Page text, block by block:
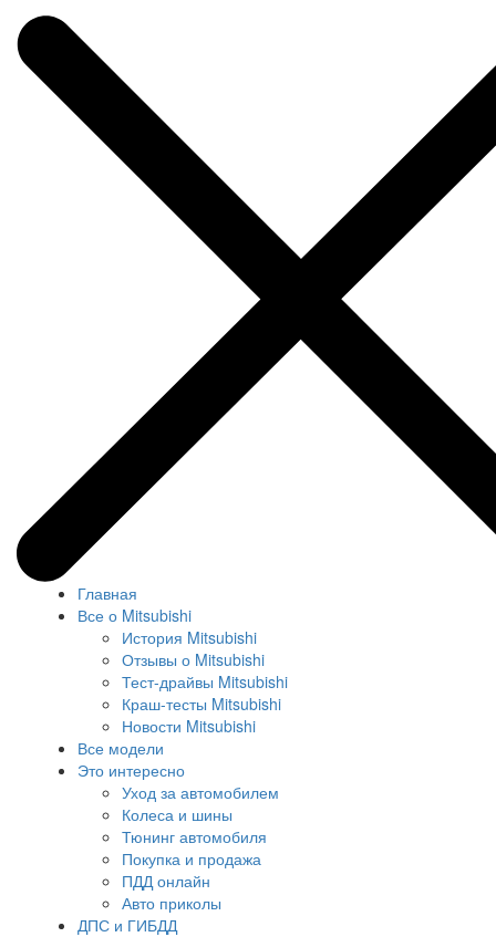
Главная
Все о Mitsubishi
История Mitsubishi
Отзывы о Mitsubishi
Тест-драйвы Mitsubishi
Краш-тесты Mitsubishi
Новости Mitsubishi
Все модели
Это интересно
Уход за автомобилем
Колеса и шины
Тюнинг автомобиля
Покупка и продажа
ПДД онлайн
Авто приколы
ДПС и ГИБДД